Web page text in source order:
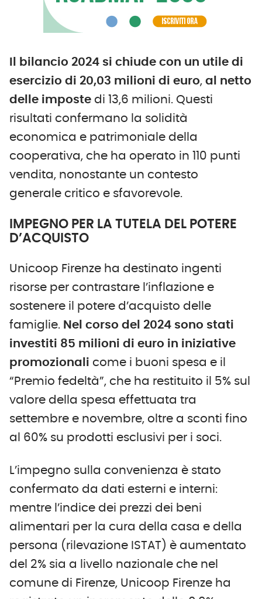
Il bilancio 2024 si chiude con un utile di
esercizio di 20,03 milioni di euro, al netto
delle imposte di 13,6 milioni. Questi
risultati confermano la solidità
economica e patrimoniale della
cooperativa, che ha operato in 110 punti
vendita, nonostante un contesto
generale critico e sfavorevole.
IMPEGNO PER LA TUTELA DEL POTERE
D’ACQUISTO
Unicoop Firenze ha destinato ingenti
risorse per contrastare l’inflazione e
sostenere il potere d’acquisto delle
famiglie. Nel corso del 2024 sono stati
investiti 85 milioni di euro in iniziative
promozionali come i buoni spesa e il
“Premio fedeltà”, che ha restituito il 5% sul
valore della spesa effettuata tra
settembre e novembre, oltre a sconti fino
al 60% su prodotti esclusivi per i soci.
L’impegno sulla convenienza è stato
confermato da dati esterni e interni:
mentre l’indice dei prezzi dei beni
alimentari per la cura della casa e della
persona (rilevazione ISTAT) è aumentato
del 2% sia a livello nazionale che nel
comune di Firenze, Unicoop Firenze ha